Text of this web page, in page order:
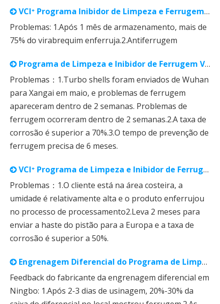
VCI⁺ Programa Inibidor de Limpeza e Ferrugem Virabrequim
Problemas: 1.Após 1 mês de armazenamento, mais de
75% do virabrequim enferruja.2.Antiferrugem
Programa de Limpeza e Inibidor de Ferrugem VCI⁺ Turbo Shell
Problemas：1.Turbo shells foram enviados de Wuhan
para Xangai em maio, e problemas de ferrugem
apareceram dentro de 2 semanas. Problemas de
ferrugem ocorreram dentro de 2 semanas.2.A taxa de
corrosão é superior a 70%.3.O tempo de prevenção de
ferrugem precisa de 6 meses.
VCI⁺ Programa de Limpeza e Inibidor de Ferrugem Haste do Pistão
Problemas：1.O cliente está na área costeira, a
umidade é relativamente alta e o produto enferrujou
no processo de processamento2.Leva 2 meses para
enviar a haste do pistão para a Europa e a taxa de
corrosão é superior a 50%.
Engrenagem Diferencial do Programa de Limpeza e Inibidor de Ferrugem VCI⁺
Feedback do fabricante da engrenagem diferencial em
Ningbo: 1.Após 2-3 dias de usinagem, 20%-30% da